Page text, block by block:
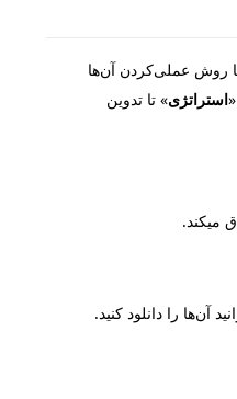
روش عملی‌کردن آن‌ها
استراتژی» تا تدوین
می­کند.
را دانلود کنید.